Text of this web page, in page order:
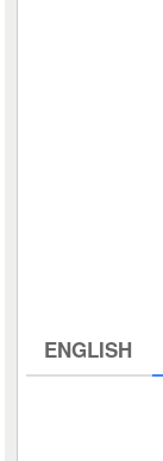
ENGLISH